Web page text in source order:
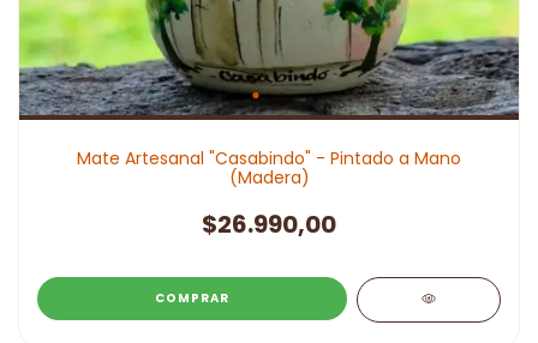
Mate Artesanal "Casabindo" - Pintado a Mano
(Madera)
$26.990,00